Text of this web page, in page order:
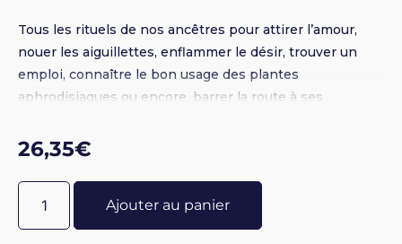
Tous les rituels de nos ancêtres pour attirer l’amour,
nouer les aiguillettes, enflammer le désir, trouver un
emploi, connaître le bon usage des plantes
aphrodisiaques ou encore, barrer la route à ses
source, dans chacune de nos provinces, et conserve
une remarquable efficacité.
26,35€
Ajouter au panier